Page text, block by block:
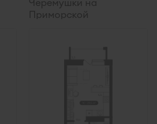
Черемушки на
Приморской